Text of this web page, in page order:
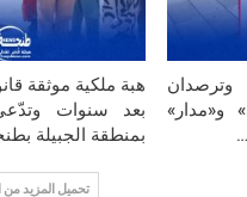
و«مدار»
هبة ملكية موثقة
بعد سنوات
بمنطقة الجبيلة
تحميل المزيد